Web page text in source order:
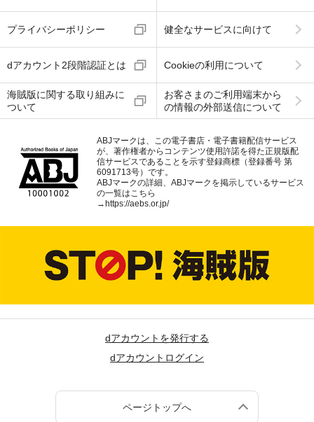
プライバシーポリシー 健全なサービスに向けて
dアカウント2段階認証とは Cookieの利用について
海賊版に関する取り組みに
ついて
お客さまのご利用端末から
の情報の外部送信について
ABJマークは、この電子書店・電子書籍配信サービス
が、著作権者からコンテンツ使用許諾を得た正規版配
信サービスであることを示す登録商標（登録番号 第
6091713号）です。
ABJマークの詳細、ABJマークを掲示しているサービス
の一覧はこちら
→https://aebs.or.jp/
dアカウントを発行する
dアカウントログイン
ページトップへ